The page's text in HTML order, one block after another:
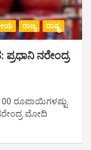
ರಾಜ್ಯ ರಾಷ್ಟ್ರ
ನರೇಂದ್ರ
ರೂಪಾಯಿಗಳಷ್ಟು
ಮೋದಿ